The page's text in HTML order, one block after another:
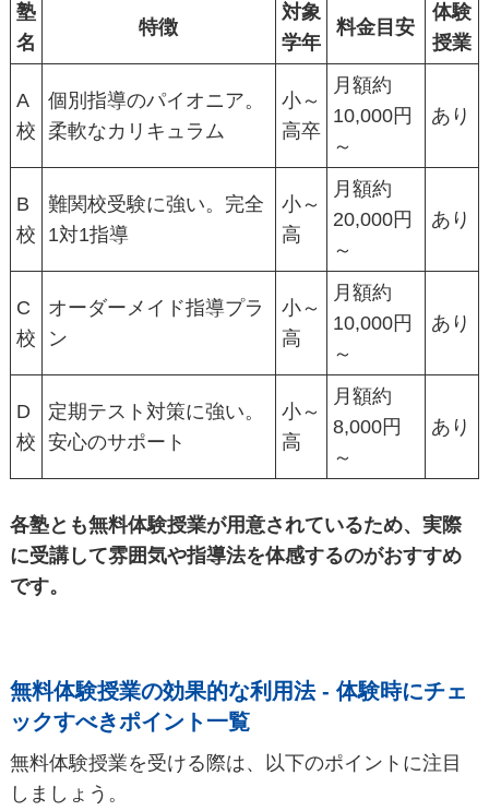
塾
名
特徴
対象
学年
料金目安
体験
授業
A
校
個別指導のパイオニア。
柔軟なカリキュラム
小～
高卒
月額約
10,000円
～
あり
B
校
難関校受験に強い。完全
1対1指導
小～
高
月額約
20,000円
～
あり
C
校
オーダーメイド指導プラ
ン
小～
高
月額約
10,000円
～
あり
D
校
定期テスト対策に強い。
安心のサポート
小～
高
月額約
8,000円
～
あり
各塾とも無料体験授業が用意されているため、実際
に受講して雰囲気や指導法を体感するのがおすすめ
です。
無料体験授業の効果的な利用法 - 体験時にチェ
ックすべきポイント一覧
無料体験授業を受ける際は、以下のポイントに注目
しましょう。